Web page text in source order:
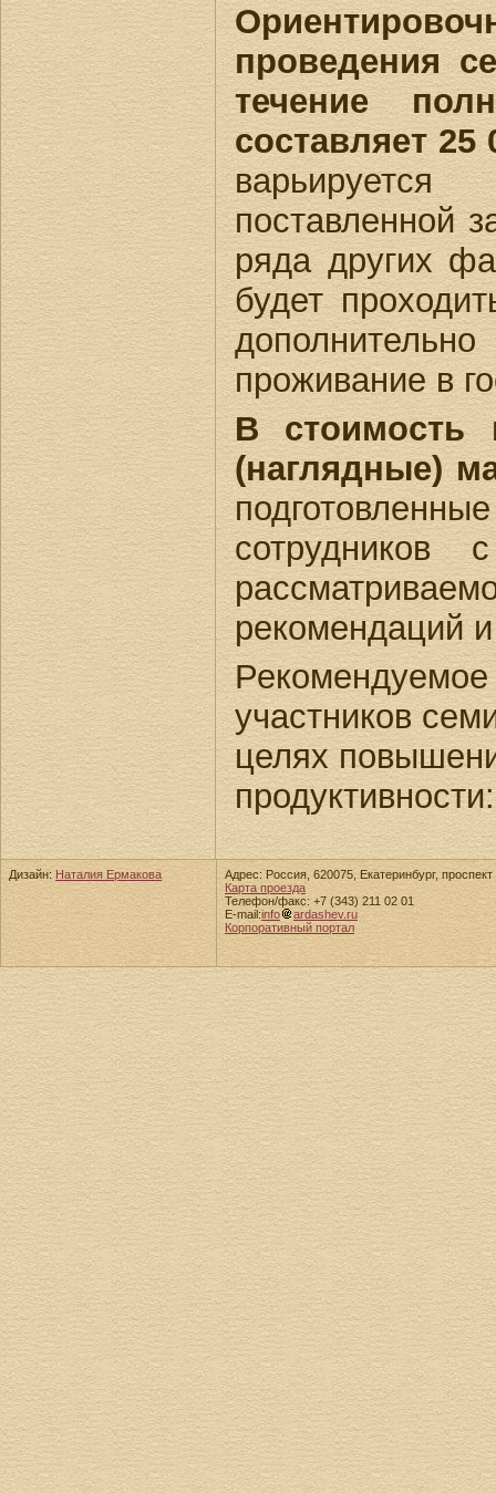
проведения
течение
составляет 25
поставленной
ряда других
будет
проживание в
В стоимость
(наглядные)
сотрудников
рекомендаций
Рекомендуемое
участников
целях
Дизайн: Наталия Ермакова
Адрес: Россия, 620075, Екатеринбург,
Карта проезда
Телефон/факс: +7 (343) 211 02 01
E-mail:info
ardashev.ru
Корпоративный портал